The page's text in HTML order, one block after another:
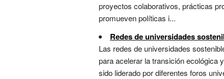
proyectos colaborativos, prácticas
promueven políticas i...
Redes de universidades
Las redes de universidades
para acelerar la transición ecológica
sido liderado por diferentes foros